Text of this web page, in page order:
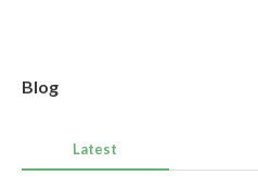
Blog
Latest